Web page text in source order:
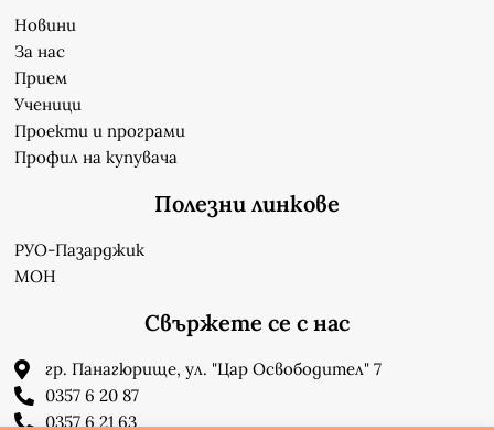
Новини
За нас
Прием
Ученици
Проекти и програми
Профил на купувача
Полезни линкове
РУО-Пазарджик
МОН
Свържете се с нас
гр. Панагюрище, ул. "Цар Освободител" 7
0357 6 20 87
0357 6 21 63